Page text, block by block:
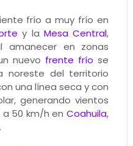
frío a muy frío en
y la Mesa Central,
amanecer en zonas
nuevo frente frío se
noreste del territorio
una línea seca y con
generando vientos
a 50 km/h enCoahuila,
.